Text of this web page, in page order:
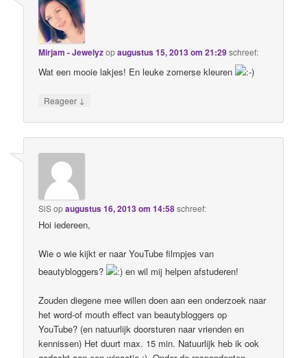
Mirjam - Jewelyzopaugustus 15, 2013 om 21:29schreef:
Wat een mooie lakjes! En leuke zomerse kleuren
Reageer ↓
SiSopaugustus 16, 2013 om 14:58schreef:
Hoi iedereen,
Wie o wie kijkt er naar YouTube filmpjes van
beautybloggers?
en wil mij helpen afstuderen!
Zouden diegene mee willen doen aan een onderzoek naar
het word-of mouth effect van beautybloggers op
YouTube? (en natuurlijk doorsturen naar vrienden en
kennissen) Het duurt max. 15 min. Natuurlijk heb ik ook